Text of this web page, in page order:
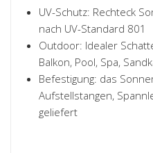
UV-Schutz: Rechteck
nach UV-Standard 801
Outdoor: Idealer
Balkon, Pool, Spa,
Befestigung: das
Aufstellstangen,
geliefert